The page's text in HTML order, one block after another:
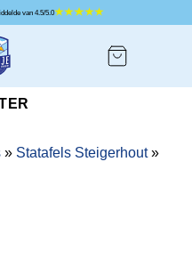
ons met een gemiddelde van 4.5/5.0
» Statafels Steigerhout »